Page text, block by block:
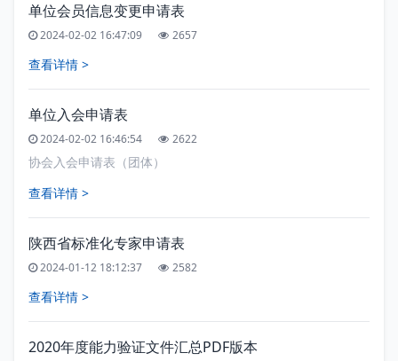
单位会员信息变更申请表
2024-02-02 16:47:09 2657
查看详情 >
单位入会申请表
2024-02-02 16:46:54 2622
协会入会申请表（团体）
查看详情 >
陕西省标准化专家申请表
2024-01-12 18:12:37 2582
查看详情 >
2020年度能力验证文件汇总PDF版本